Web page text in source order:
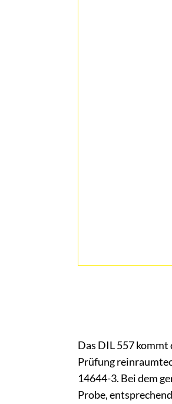
Das DIL 557 kommt
Prüfung
14644-3. Bei dem
Probe,